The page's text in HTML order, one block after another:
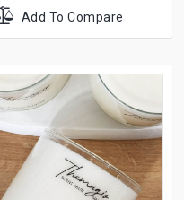
Add To Compare